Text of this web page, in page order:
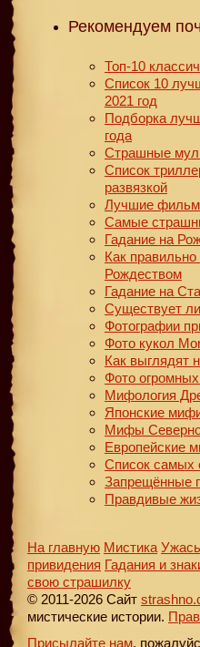
Рекомендуем
Топ-10
Список 10
2021 год
Подборка
года
Страшные
Список
развязкой
Лучшие
Самые
Гадание на
Как правильно
Рождеством
Гадание на
Существует
Фотографии
Фото кукол
Как выглядят
Фото
Мифология
Японские
Мифы
Европейские
Список самых
Запрещённые
Правдивые
На главную Мистика
привидения Гадания и
свою страшилку
© 2011-2026 Сайт
мистические истории.
Присылайте нам,